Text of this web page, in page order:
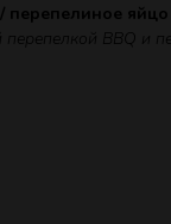
перепелиное яйцо
BBQ и